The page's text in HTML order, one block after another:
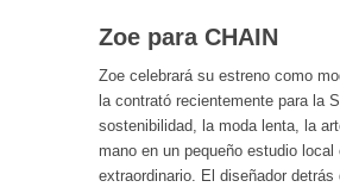
Zoe para CHAIN
Zoe celebrará su estreno como
la contrató recientemente para la
sostenibilidad, la moda lenta, la
mano en un pequeño estudio
extraordinario. El diseñador